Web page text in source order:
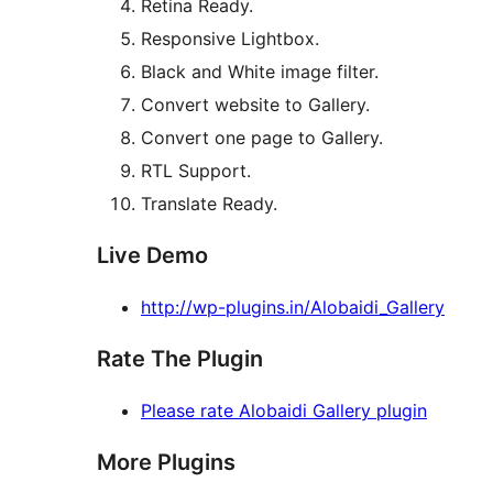
Retina Ready.
Responsive Lightbox.
Black and White image filter.
Convert website to Gallery.
Convert one page to Gallery.
RTL Support.
Translate Ready.
Live Demo
http://wp-plugins.in/Alobaidi_Gallery
Rate The Plugin
Please rate Alobaidi Gallery plugin
More Plugins